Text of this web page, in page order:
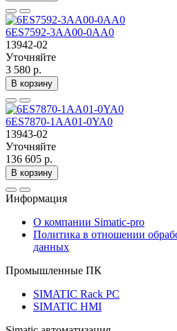
6ES7592-3AA00-0AA0
13942-02
Уточняйте
3 580 р.
В корзину
6ES7870-1AA01-0YA0
13943-02
Уточняйте
136 605 р.
В корзину
Информация
О компании Simatic-pro
Политика в отношении
данных
Промышленные ПК
SIMATIC Rack PC
SIMATIC HMI